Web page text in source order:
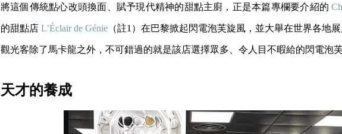
將這個傳統點心改頭換面、賦予現代精神的甜點主廚，正是本篇專欄要介紹的
的甜點店 L’Éclair de Génie （註1）在巴黎掀起閃電泡芙旋風，並大舉在世界各地
觀光客除了馬卡龍之外，不可錯過的就是該店選擇眾多、令人目不暇給的閃電泡
天才的養成